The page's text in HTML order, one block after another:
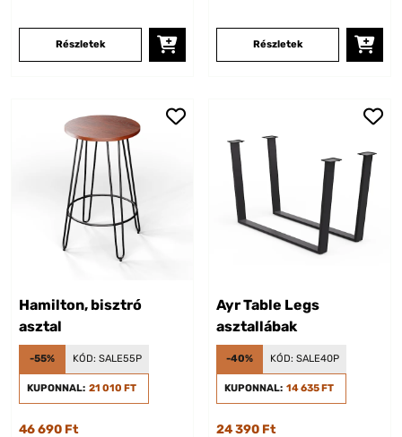
Részletek Részletek
Hamilton, bisztró
asztal
-55% KÓD: SALE55P
KUPONNAL: 21 010 FT
46 690 Ft
Ayr Table Legs
asztallábak
-40% KÓD: SALE40P
KUPONNAL: 14 635 FT
24 390 Ft